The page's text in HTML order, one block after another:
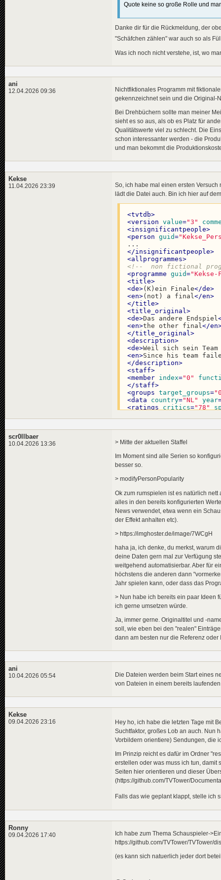
Quote keine so große Rolle und
Danke dir für die Rückmeldung, der
"Schäfchen zählen" war auch so als
Was ich noch nicht verstehe, ist, wo
ani
12.04.2026 09:36
Nichtfiktionales Programm mit
gekennzeichnet sein und die Original-
Bei Drehbüchern sollte man meiner
sieht es so aus, als ob es Platz für
Qualitätswerte viel zu schlecht. Die
schon interessanter werden - die
und man bekommt die
Kekse
11.04.2026 23:39
So, ich habe mal einen ersten
lädt die Datei auch. Bin ich hier auf
<tvtdb>
<version value="3"
<insignificantpeople>
<person guid=
</insignificantpeople>
<allprogrammes>
<!--  non fictional
<programme guid="Kekse-
<title>
<de>(K)ein Finale</de>
<en>(not) a final</en>
</title>
<title_original>
<de>Das andere Endspiel
<en>the other final</en
</title_original>
<description>
<de>Weil sich sein
<en>Since his team
</description>
<staff>
<member index="0"
</staff>
<groups target_groups=
<data country="NL" year
<ratings critics="78"
<scripttemplates>
<title>
<
Schäfchen zählen
<en>counting sheep made
</title
<de>Während immer
While the same
</description>
<jobs >
< job index="0" function
</jobs>
<blocks value="1"/>
<potential min="5" max=
< outcome min ="5" max=
<review min="5" max=
< speed min "1" max
</scripttemplate>
</scripttemplates>
</
tvtdb >
scr0llbaer
10.04.2026 13:36 > Mitte der aktuellen Staffel
Im Moment sind alle Serien so
besser so.
> modifyPersonPopularity
Ok zum rumspielen ist es natürlich
alles in den bereits konfigurierten
News verwendet, etwa wenn ein
der Effekt anhalten etc).
> https://imghoster.de/image/7WCgH
haha ja, ich denke, du merkst, warum
deine Daten gern mal zur Verfügung
weitgehend automatisierbar. Aber für
höchstens die anderen dann
Jahr spielen kann, oder dass das
> Nun habe ich bereits ein paar Ideen
ich gerne umsetzen würde.
Ja, immer gerne. Originaltitel und -
soll, wie eben bei den "realen"
dann am besten nur die Referenz
ani
10.04.2026 05:54
Die Dateien werden beim Start eines
von Dateien in einem bereits
Kekse
09.04.2026 23:16
Hey ho, ich habe die letzten Tage mit
Suchtfaktor, großes Lob an auch. Nun
Vorbildern orientiere) Sendungen, die
Im Prinzip reicht es dafür im Ordner
erstellen oder was muss ich tun, damit
Seiten hier orientieren und dieser
(https://github.com/TVTower/
Falls das wie geplant klappt, stelle ich
Ronny
09.04.2026 17:40
Ich habe zum Thema Schauspieler-
https://github.com/TVTower/TVTower/
(es kann sich natuerlich jeder dort